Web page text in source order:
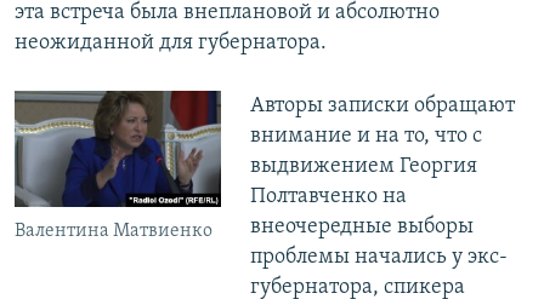
эта встреча была внеплановой и абсолютно
неожиданной для губернатора.
Валентина Матвиенко
Авторы записки обращают
внимание и на то, что с
выдвижением Георгия
Полтавченко на
внеочередные выборы
проблемы начались у экс-
губернатора, спикера